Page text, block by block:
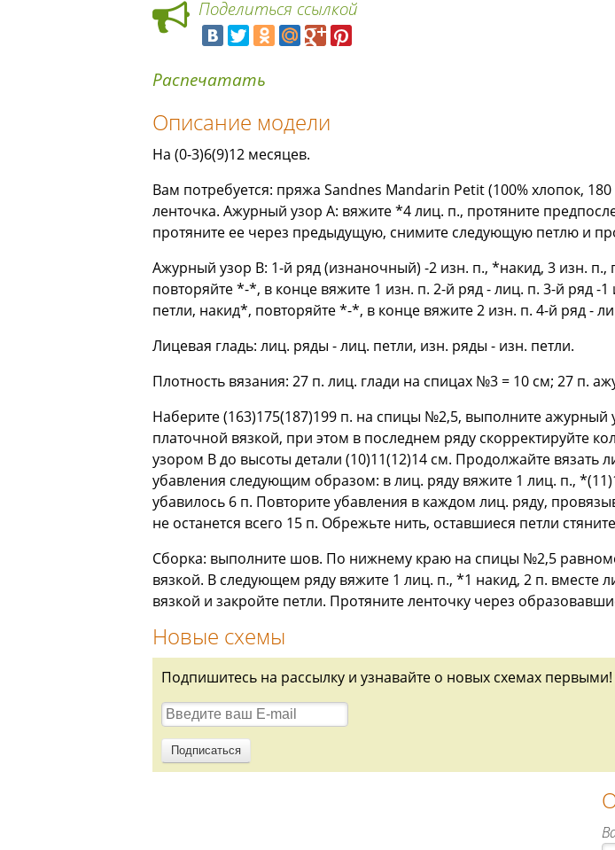
Поделиться ссылкой
Распечатать
Описание модели
На (0-3)6(9)12 месяцев.
Вам потребуется: пряжа Sandnes Mandarin Petit (100% хлопок,
ленточка. Ажурный узор А: вяжите *4 лиц. п., протяните
протяните ее через предыдущую, снимите следующую петлю и
Ажурный узор В: 1-й ряд (изнаночный) -2 изн. п., *накид, 3 изн.
повторяйте *-*, в конце вяжите 1 изн. п. 2-й ряд - лиц. п. 3-й ряд
петли, накид*, повторяйте *-*, в конце вяжите 2 изн. п. 4-й ряд -
Лицевая гладь: лиц. ряды - лиц. петли, изн. ряды - изн. петли.
Плотность вязания: 27 п. лиц. глади на спицах №3 = 10 см; 27 п.
Наберите (163)175(187)199 п. на спицы №2,5, выполните ажурный
платочной вязкой, при этом в последнем ряду скорректируйте
узором В до высоты детали (10)11(12)14 см. Продолжайте
убавления следующим образом: в лиц. ряду вяжите 1 лиц. п.,
убавилось 6 п. Повторите убавления в каждом лиц. ряду,
не останется всего 15 п. Обрежьте нить, оставшиеся петли
Сборка: выполните шов. По нижнему краю на спицы №2,5
вязкой. В следующем ряду вяжите 1 лиц. п., *1 накид, 2 п.
вязкой и закройте петли. Протяните ленточку через
Новые схемы
Подпишитесь на рассылку и узнавайте о новых схемах первыми!